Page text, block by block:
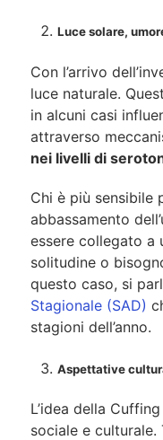
Luce solare,
Con l’arrivo
luce naturale.
in alcuni casi
attraverso
nei livelli di
Chi è più sensibile
abbassamento
essere collegato a
solitudine o
questo caso, si
Stagionale (SAD)
stagioni dell’anno.
Aspettative
L’idea della
sociale e culturale.